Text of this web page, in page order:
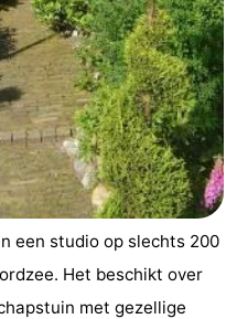
een studio op slechts 200
Het beschikt over
met gezellige